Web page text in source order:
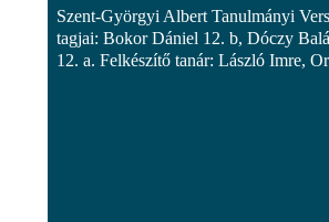
Szent-Györgyi Albert Tanulmányi
tagjai: Bokor Dániel 12. b, Dóczy
12. a. Felkészítő tanár: László Imre,